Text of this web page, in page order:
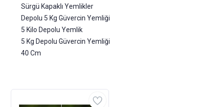
Sürgü Kapaklı Yemlikler
Depolu 5 Kg Güvercin Yemliği
5 Kilo Depolu Yemlik
5 Kg Depolu Güvercin Yemliği
40 Cm